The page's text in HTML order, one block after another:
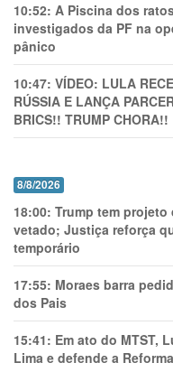
10:52: A Piscina dos
investigados da PF na
pânico
10:47: VÍDEO: LULA
RÚSSIA E LANÇA
BRICS!! TRUMP CHORA!!
8/8/2026
18:00: Trump tem projeto
vetado; Justiça reforça
temporário
17:55: Moraes barra
dos Pais
15:41: Em ato do MTST,
Lima e defende a